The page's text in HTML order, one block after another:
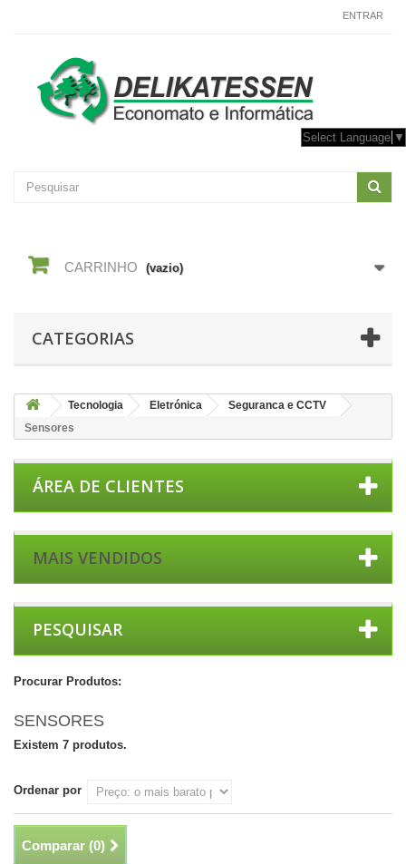
ENTRAR
Select Language ▼
CARRINHO (vazio)
CATEGORIAS
Tecnologia Eletrónica
Seguranca e CCTV
Sensores
ÁREA DE CLIENTES
MAIS VENDIDOS
PESQUISAR
Procurar Produtos:
SENSORES
Existem 7 produtos.
Ordenar por
Comparar (0)